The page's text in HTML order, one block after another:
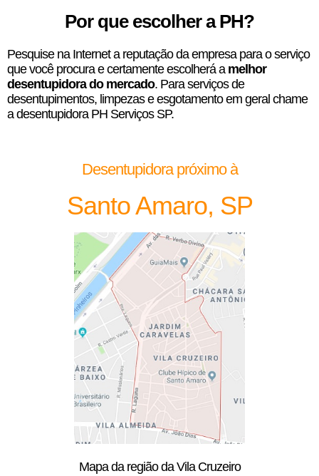
Por que escolher a PH?
Pesquise na Internet a reputação da empresa para o serviço
que você procura e certamente escolherá a melhor
desentupidora do mercado. Para serviços de
desentupimentos, limpezas e esgotamento em geral chame
a desentupidora PH Serviços SP.
Desentupidora próximo à
Santo Amaro, SP
Mapa da região da Vila Cruzeiro